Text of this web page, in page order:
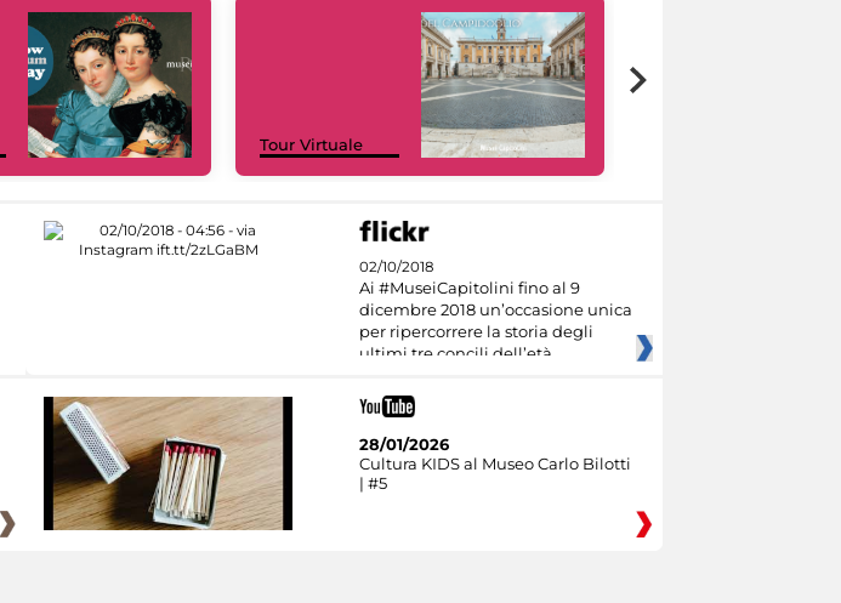
Tour Virtuale
02/10/2018
Ai #MuseiCapitolini fino al 9
dicembre 2018 un’occasione unica
per ripercorrere la storia degli
ultimi tre concili dell’età
28/01/2026
Cultura KIDS al Museo Carlo Bilotti
| #5